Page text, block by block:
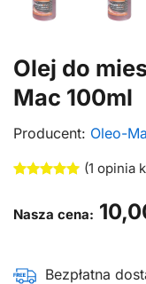
Olej do
Mac 100ml
Producent: Oleo-
Oceniony
1(1 opinia
Nasza cena:
Bezpłatna